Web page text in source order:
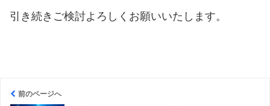
引き続きご検討よろしくお願いいたします。
前のページへ